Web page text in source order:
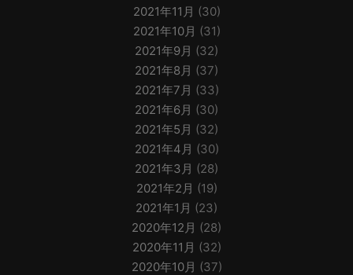
2021年11月 (30)
2021年10月 (31)
2021年9月 (32)
2021年8月 (37)
2021年7月 (33)
2021年6月 (30)
2021年5月 (32)
2021年4月 (30)
2021年3月 (28)
2021年2月 (19)
2021年1月 (23)
2020年12月 (28)
2020年11月 (32)
2020年10月 (37)